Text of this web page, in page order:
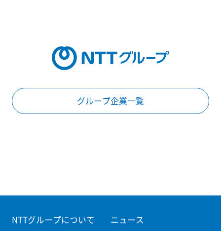
グループ企業一覧
NTTグループについて ニュース